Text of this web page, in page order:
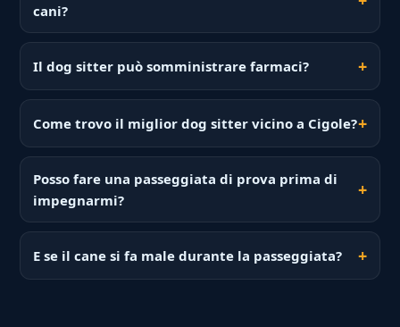
cani?
Il dog sitter può somministrare farmaci?
Come trovo il miglior dog sitter vicino a Cigole?
Posso fare una passeggiata di prova prima di
impegnarmi?
E se il cane si fa male durante la passeggiata?